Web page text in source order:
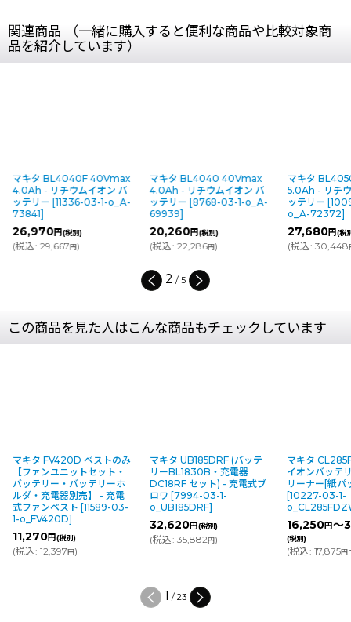
関連商品 （一緒に購入すると便利な商品や比較対象商
品を紹介しています）
マキタ BL4040F 40Vmax
4.0Ah - リチウムイオン バ
ッテリー [11336-03-1-o_A-
73841]
26,970円(税別)
(税込: 29,667円)
マキタ BL4040 40Vmax
4.0Ah - リチウムイオン バ
ッテリー [8768-03-1-o_A-
69939]
20,260円(税別)
(税込: 22,286円)
マキタ
5.0Ah - リチ
ッテリー [
o_A-72372]
27,680円(税
(税込: 30,448
2 / 5
この商品を見た人はこんな商品もチェックしています
マキタ FV420D ベストのみ
【ファンユニットセット・
バッテリー・バッテリーホ
ルダ・充電器別売】 - 充電
式ファンベスト 11589-03-
1-o_FV420D]
11,270円(税別)
税込: 12,397円)
マキタ UB185DRF (バッテ
リーBL1830B・充電器
DC18RF セット) - 充電式ブ
ロワ 7994-03-1-
o_UB185DRF]
32,620円(税別)
税込: 35,882円)
マキタ
イオンバッテ
リーナー[紙パ
10227-03-1-
16,250円～
(税別)
(税込: 17,875円
2 /23